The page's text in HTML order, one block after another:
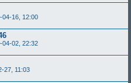
04-16, 12:00
04-02, 22:32
27, 11:03